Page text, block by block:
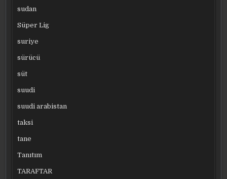
sudan
Süper Lig
suriye
sürücü
süt
suudi
suudi arabistan
taksi
tane
Tanıtım
TARAFTAR